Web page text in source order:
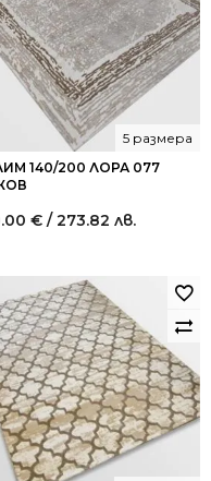
140/200 ЛОРА 077
5 размера
€ / 273.82 лв.